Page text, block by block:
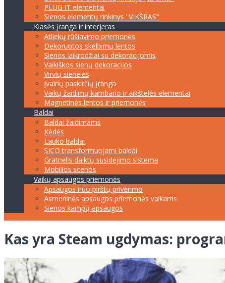
PLUG IT elementai
Sienos elementų rinkinys "VIKŠRAS"
Klasės įranga ir interjeras
Atliekų rūšiavimo priemonės
Dekoruotos skelbimų lentos
Sienos laikrodžiai su dekoracijomis
Vaikiškos sienų dekoracijos
Virvių sienelės
Įvairių paskirčių įranga
Vaikų žaidimų kambario ir aikštelės elementai
Magnetinės lentos ir priemonės
Baldai
Baldai žaidimams
Kėdės
Lauko baldai
SICO transformuojami baldai
Gratnells daiktų susidėjimo sistema
Mobilios scenos
Vaikų apsaugos priemonės
Apsaugos nuo pirštų privėrimo
Asmeninės apsaugos priemonės vaikams
Sienos kampų apsaugos
Kas yra Steam ugdymas: